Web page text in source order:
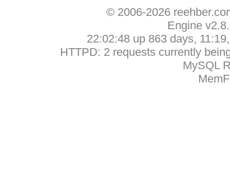
© 2006-2026
Engine
22:02:48 up 863 days,
HTTPD: 2 requests currently
MySQL